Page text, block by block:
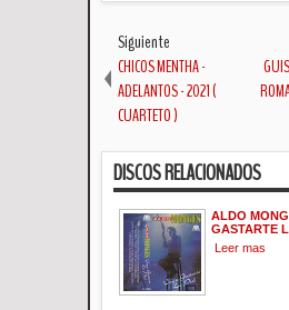
Siguiente
CHICOS MENTHA -
ADELANTOS - 2021 (
CUARTETO )
DISCOS RELACIONADOS
ALDO
GASTARTE
Leer mas